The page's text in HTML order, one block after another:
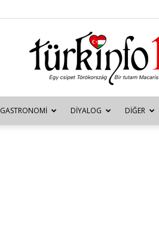
Türkinfo
GASTRONOMI DIYALOG DIĞER